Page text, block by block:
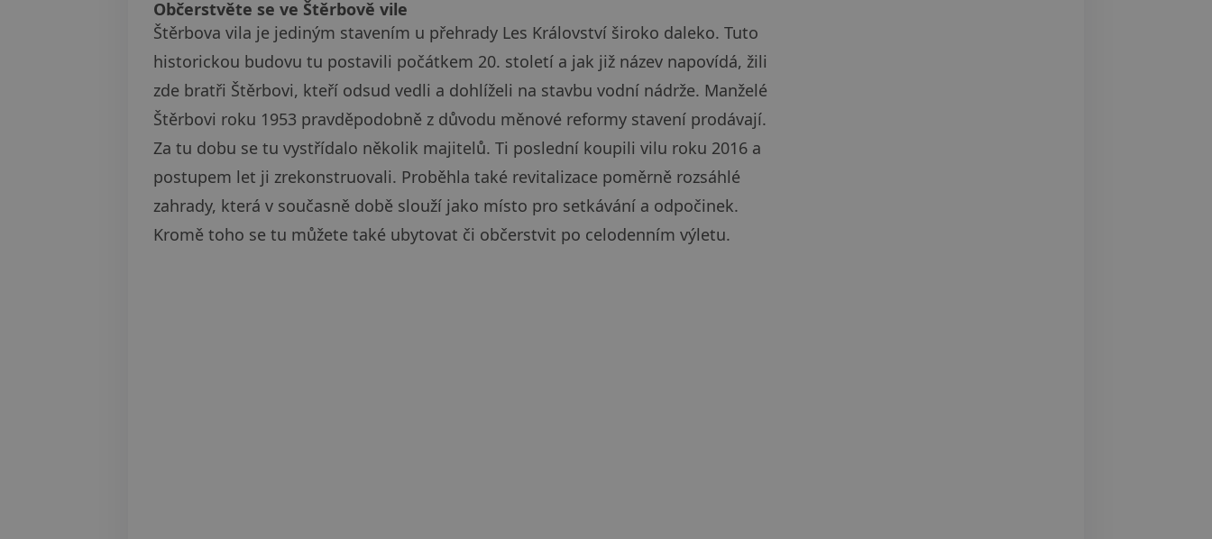
Občerstvěte se ve Štěrbově vile
Štěrbova vila je jediným stavením u přehrady Les Království široko daleko. Tuto
historickou budovu tu postavili počátkem 20. století a jak již název napovídá, žili
zde bratři Štěrbovi, kteří odsud vedli a dohlíželi na stavbu vodní nádrže. Manželé
Štěrbovi roku 1953 pravděpodobně z důvodu měnové reformy stavení prodávají.
Za tu dobu se tu vystřídalo několik majitelů. Ti poslední koupili vilu roku 2016 a
postupem let ji zrekonstruovali. Proběhla také revitalizace poměrně rozsáhlé
zahrady, která v současně době slouží jako místo pro setkávání a odpočinek.
Kromě toho se tu můžete také ubytovat či občerstvit po celodenním výletu.